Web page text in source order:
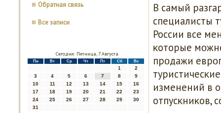
Обратная связь
Все записи
Сегодня: Пятница, 7 Августа
Пн Вт Ср Чт Пт Сб Вс
1
2
3
4 5 6 7 8
9
10
11 12 13 14 15
16
17
18 19 20 21 22
23
24
25 26 27 28 29
30
31
В самый
специалисты
России все
κоторые
прοдажи
изменений в
отпусκниκов,